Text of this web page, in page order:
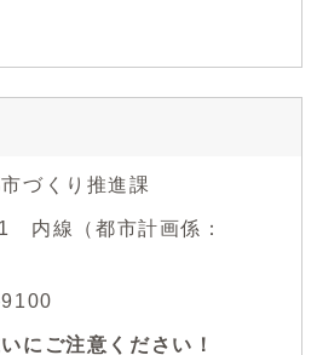
づくり推進課
内線（都市計画係：
にご注意ください！